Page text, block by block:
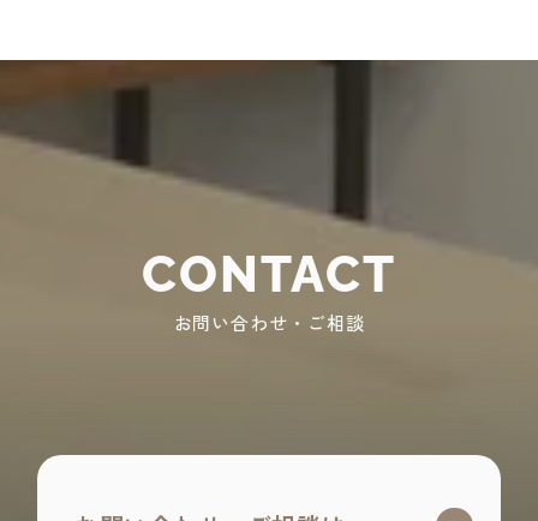
CONTACT
お問い合わせ・ご相談